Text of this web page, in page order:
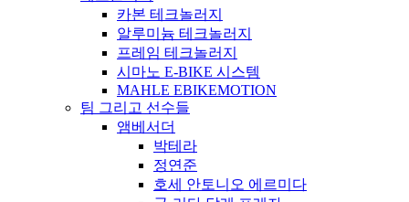
카본 테크놀러지
알루미늄 테크놀러지
프레임 테크놀러지
시마노 E-BIKE 시스템
MAHLE EBIKEMOTION
팀 그리고 선수들
앰베서더
박테라
정연준
호세 안토니오 에르미다